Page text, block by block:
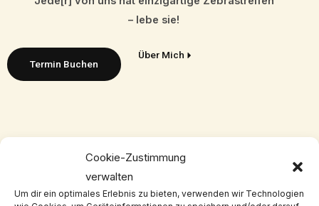
Cookie-Zustimmung
verwalten
Um dir ein optimales Erlebnis zu bieten, verwenden wir Technologien
– lebe sie!
Termin Buchen
Über Mich